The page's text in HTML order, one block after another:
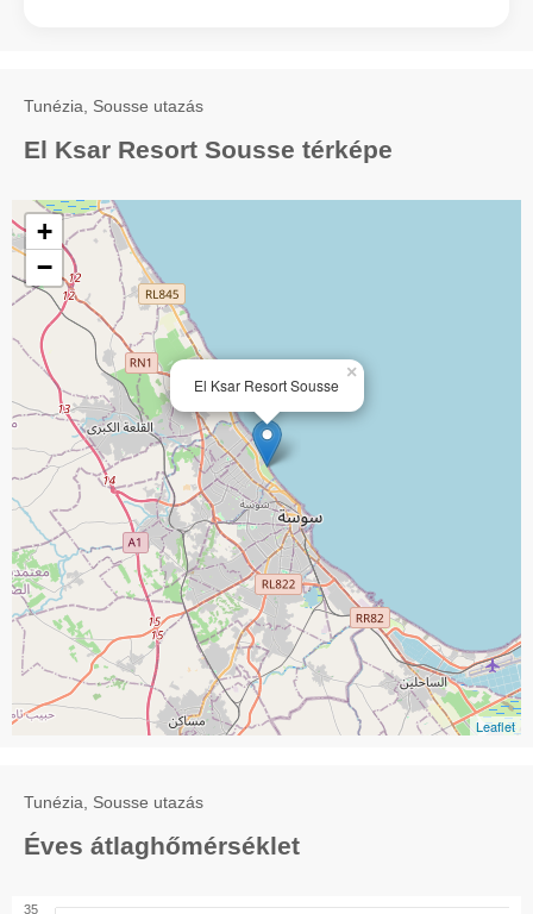
Tunézia, Sousse utazás
El Ksar Resort Sousse térképe
El Ksar Resort Sousse
×
+
−
Leaflet
Tunézia, Sousse utazás
Éves átlaghőmérséklet
35